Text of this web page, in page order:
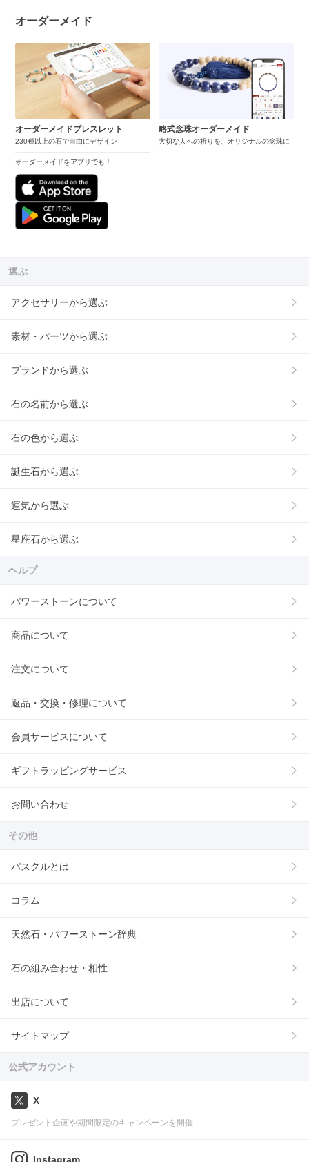
オーダーメイド
オーダーメイドブレスレット
230種以上の石で自由にデザイン
オーダーメイドをアプリでも！
略式念珠オーダーメイド
大切な人への祈りを、オリジナルの念珠に
選ぶ
アクセサリーから選ぶ
素材・パーツから選ぶ
ブランドから選ぶ
石の名前から選ぶ
石の色から選ぶ
誕生石から選ぶ
運気から選ぶ
星座石から選ぶ
ヘルプ
パワーストーンについて
商品について
注文について
返品・交換・修理について
会員サービスについて
ギフトラッピングサービス
お問い合わせ
その他
パスクルとは
コラム
天然石・パワーストーン辞典
石の組み合わせ・相性
出店について
サイトマップ
公式アカウント
X
プレゼント企画や期間限定のキャンペーンを開催
Instagram